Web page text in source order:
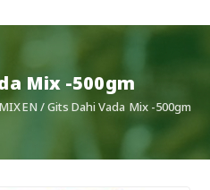
Mix -500gm
MIXEN / Gits Dahi Vada Mix -500gm